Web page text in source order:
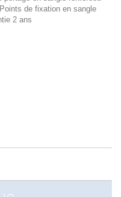
de fixation en sangle
2 ans